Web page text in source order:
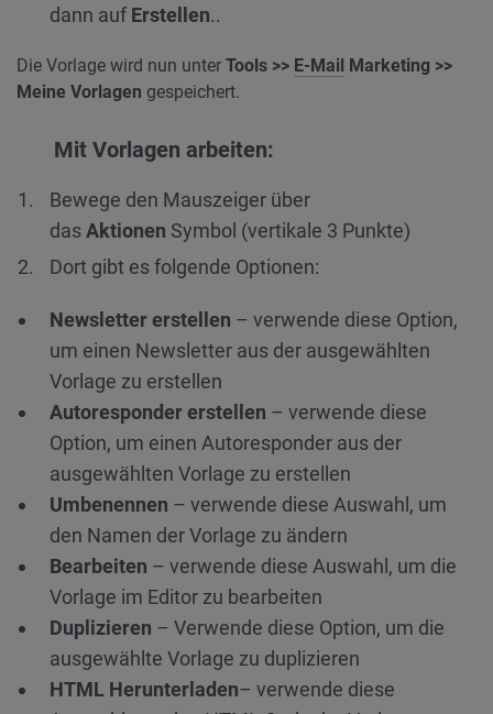
dann auf Erstellen..
Die Vorlage wird nun unter Tools >> E-Mail Marketing >>
Meine Vorlagen gespeichert.
Mit Vorlagen arbeiten:
Bewege den Mauszeiger über
dasAktionen Symbol (vertikale 3 Punkte)
Dort gibt es folgende Optionen:
Newsletter erstellen – verwende diese Option,
um einen Newsletter aus der ausgewählten
Vorlage zu erstellen
Autoresponder erstellen – verwende diese
Option, um einen Autoresponder aus der
ausgewählten Vorlage zu erstellen
Umbenennen – verwende diese Auswahl, um
den Namen der Vorlage zu ändern
Bearbeiten – verwende diese Auswahl, um die
Vorlage im Editor zu bearbeiten
Duplizieren – Verwende diese Option, um die
ausgewählte Vorlage zu duplizieren
HTML Herunterladen– verwende diese